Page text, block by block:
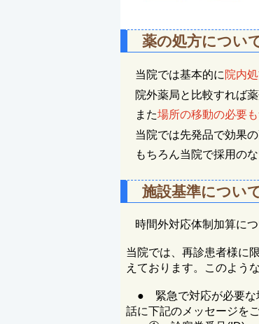
薬の処方につい
当院では基本的に 院内
院外薬局と比較すれば
また場所の移動の必要
当院では先発品で効果
もちろん当院で採用の
施設基準につい
時間外対応体制加算に
当院では、再診患者様に
えております。
このよう
● 緊急で対応が必要な
話に下記のメッセージを